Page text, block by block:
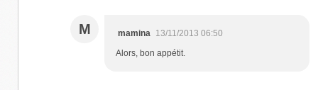
M mamina
13/11/2013 06:50
Alors, bon appétit.